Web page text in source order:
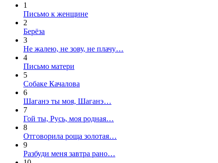
1
Письмо к женщине
2
Берёза
3
Не жалею, не зову, не плачу…
4
Письмо матери
5
Собаке Качалова
6
Шаганэ ты моя, Шаганэ…
7
Гой ты, Русь, моя родная…
8
Отговорила роща золотая…
9
Разбуди меня завтра рано…